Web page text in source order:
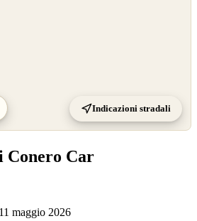
Indicazioni stradali
Conero Car
11 maggio 2026